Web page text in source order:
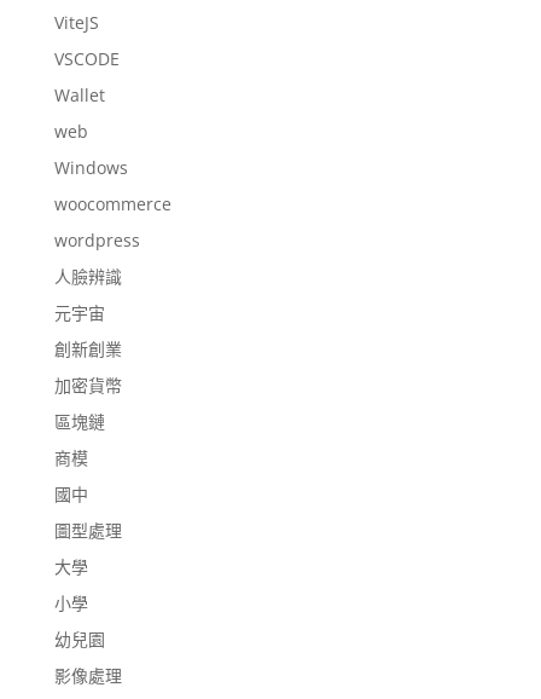
ViteJS
VSCODE
Wallet
web
Windows
woocommerce
wordpress
人臉辨識
元宇宙
創新創業
加密貨幣
區塊鏈
商模
國中
圖型處理
大學
小學
幼兒園
影像處理